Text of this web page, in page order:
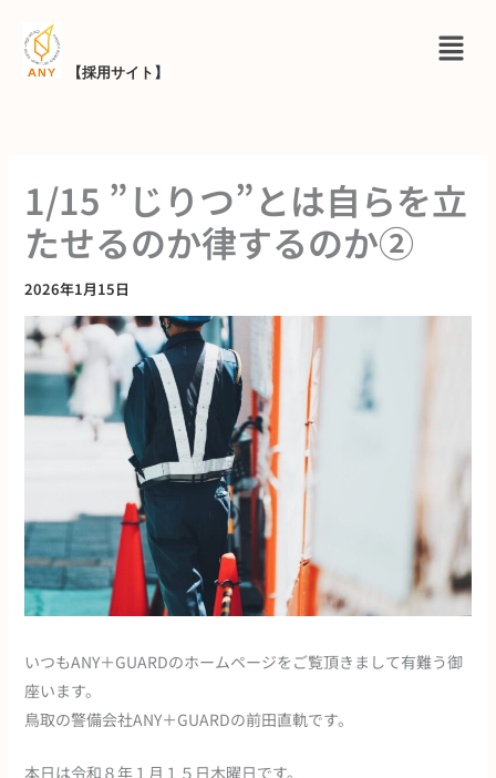
【採用サイト 】
メ
ニ
1/15 ”じりつ”とは自らを立
たせるのか律するのか②
2026年1月15日
いつもANY＋GUARDのホームページをご覧頂きまして有難う御
座います。
鳥取の警備会社ANY＋GUARDの前田直軌です。
本日は令和８年１月１５日木曜日です。